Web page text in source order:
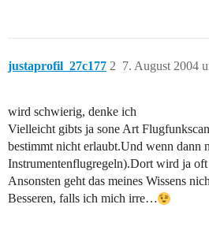
justaprofil_27c177 7. August 2004
2
wird schwierig, denke ich
Vielleicht gibts ja sone Art
bestimmt nicht erlaubt.Und wenn dann
Instrumentenflugregeln).Dort wird ja
Ansonsten geht das meines Wissens
Besseren, falls ich mich irre…